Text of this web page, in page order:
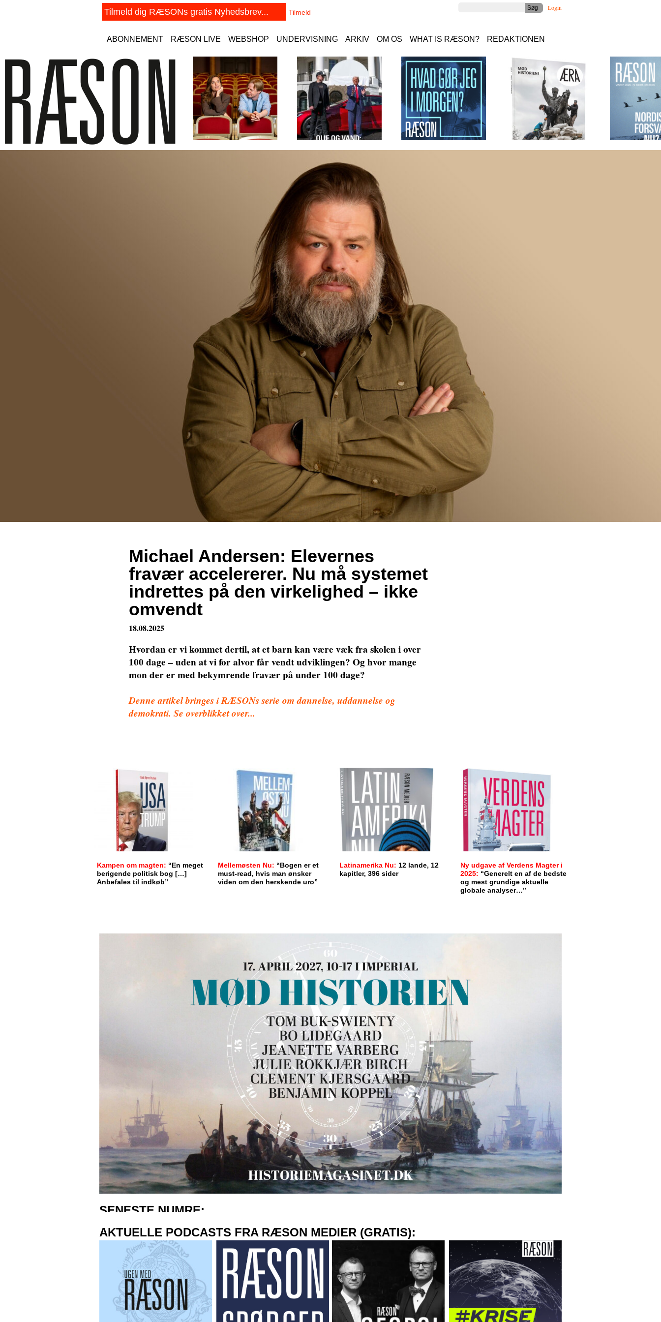
Login
ABONNEMENT RÆSON LIVE WEBSHOP UNDERVISNING ARKIV OM OS WHAT IS RÆSON? REDAKTIONEN
Michael Andersen: Elevernes
fravær accelererer. Nu må systemet
indrettes på den virkelighed – ikke
omvendt
18.08.2025
Hvordan er vi kommet dertil, at et barn kan være væk fra skolen i over
100 dage – uden at vi for alvor får vendt udviklingen? Og hvor mange
mon der er med bekymrende fravær på under 100 dage?
Denne artikel bringes i RÆSONs serie om dannelse, uddannelse og
demokrati. Se overblikket over...
Kampen om magten: “En meget
berigende politisk bog […]
Anbefales til indkøb”
Mellemøsten Nu: “Bogen er et
must-read, hvis man ønsker
viden om den herskende uro”
Latinamerika Nu: 12 lande, 12
kapitler, 396 sider
Ny udgave af Verdens Magter i
2025: “Generelt en af de bedste
og mest grundige aktuelle
globale analyser…”